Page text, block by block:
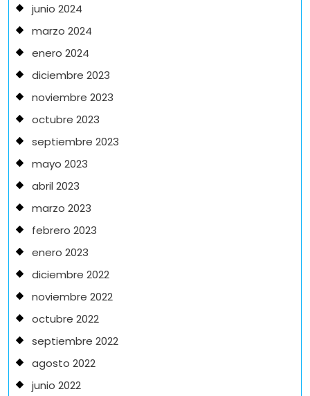
junio 2024
marzo 2024
enero 2024
diciembre 2023
noviembre 2023
octubre 2023
septiembre 2023
mayo 2023
abril 2023
marzo 2023
febrero 2023
enero 2023
diciembre 2022
noviembre 2022
octubre 2022
septiembre 2022
agosto 2022
junio 2022